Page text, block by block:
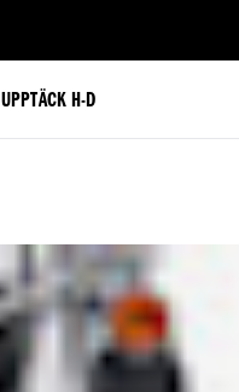
UPPTÄCK H-D